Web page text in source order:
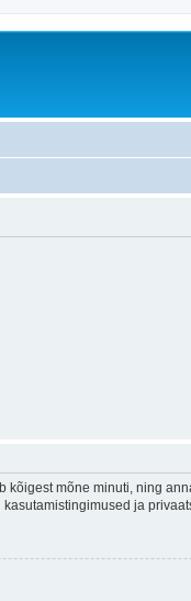
mõne minuti, ning
ja